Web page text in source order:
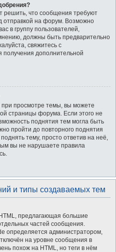
решить, что сообщения требуют
отправкой на форум. Возможно
в группу пользователей,
должны быть предварительно
свяжитесь с
дополнительной
просмотре темы, вы можете
страницы форума. Если этого не
поднятия тем могла быть
пройти до повторного поднятия
тему, просто ответив на неё,
вы не нарушаете правила
и типы создаваемых тем
предлагающая большие
частей сообщения.
определяется администратором,
на уровне сообщения в
похож на HTML, но теги в нём